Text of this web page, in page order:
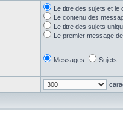
Le titre des sujets et le
Le contenu des
Le titre des sujets
Le premier message
Messages Sujets